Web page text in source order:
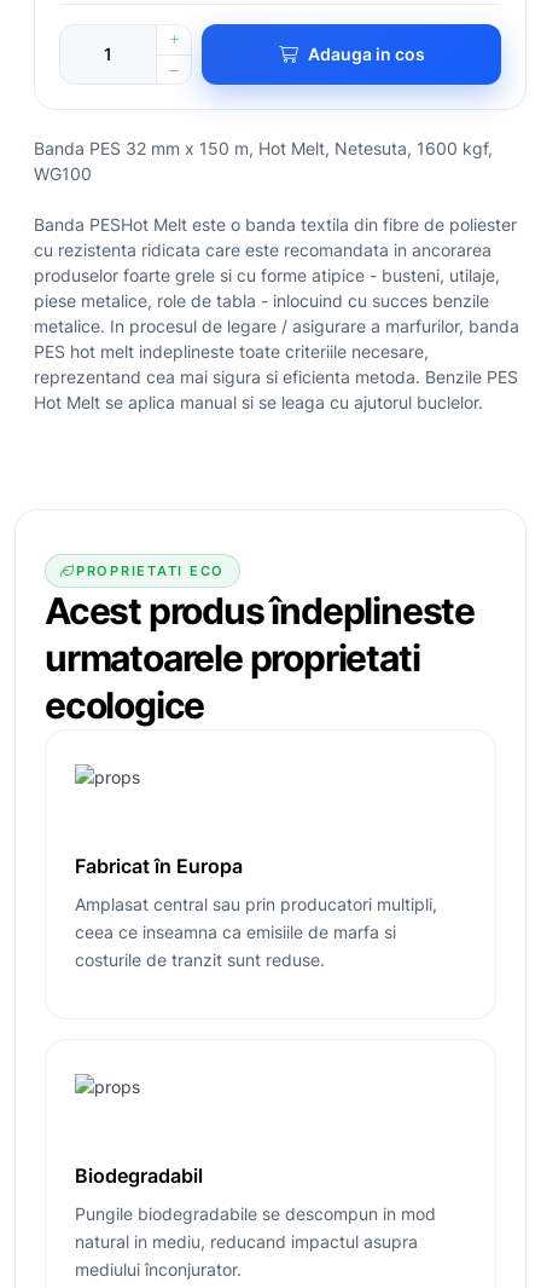
Adauga in cos
Banda PES 32 mm x 150 m, Hot Melt, Netesuta, 1600 kgf,
WG100
Banda PESHot Melt este o banda textila din fibre de poliester
cu rezistenta ridicata care este recomandata in ancorarea
produselor foarte grele si cu forme atipice - busteni, utilaje,
piese metalice, role de tabla - inlocuind cu succes benzile
metalice. In procesul de legare / asigurare a marfurilor, banda
PES hot melt indeplineste toate criteriile necesare,
reprezentand cea mai sigura si eficienta metoda. Benzile PES
Hot Melt se aplica manual si se leaga cu ajutorul buclelor.
PROPRIETATI ECO
Acest produs îndeplineste
urmatoareleproprietati
ecologice
Fabricat în Europa
Amplasat central sau prin producatori multipli,
ceea ce inseamna ca emisiile de marfa si
costurile de tranzit sunt reduse.
Biodegradabil
Pungile biodegradabile se descompun in mod
natural in mediu, reducand impactul asupra
mediului înconjurator.